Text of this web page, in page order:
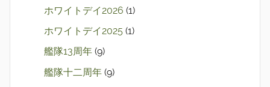
ホワイトデイ2026 (1)
ホワイトデイ2025 (1)
艦隊13周年 (9)
艦隊十二周年 (9)